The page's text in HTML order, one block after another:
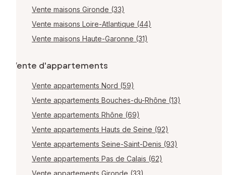
Vente maisons Gironde (33)
Vente maisons Loire-Atlantique (44)
Vente maisons Haute-Garonne (31)
Vente d'appartements
Vente appartements Nord (59)
Vente appartements Bouches-du-Rhône (13)
Vente appartements Rhône (69)
Vente appartements Hauts de Seine (92)
Vente appartements Seine-Saint-Denis (93)
Vente appartements Pas de Calais (62)